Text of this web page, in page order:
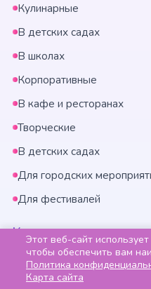
Кулинарные
В детских садах
В школах
Корпоративные
В кафе и ресторанах
Творческие
В детских садах
Для городских
Для фестивалей
Контакты
zakaz@33udovolstviya.ru
Этот веб-сайт
чтобы обеспечить вам
Политика
Карта сайта